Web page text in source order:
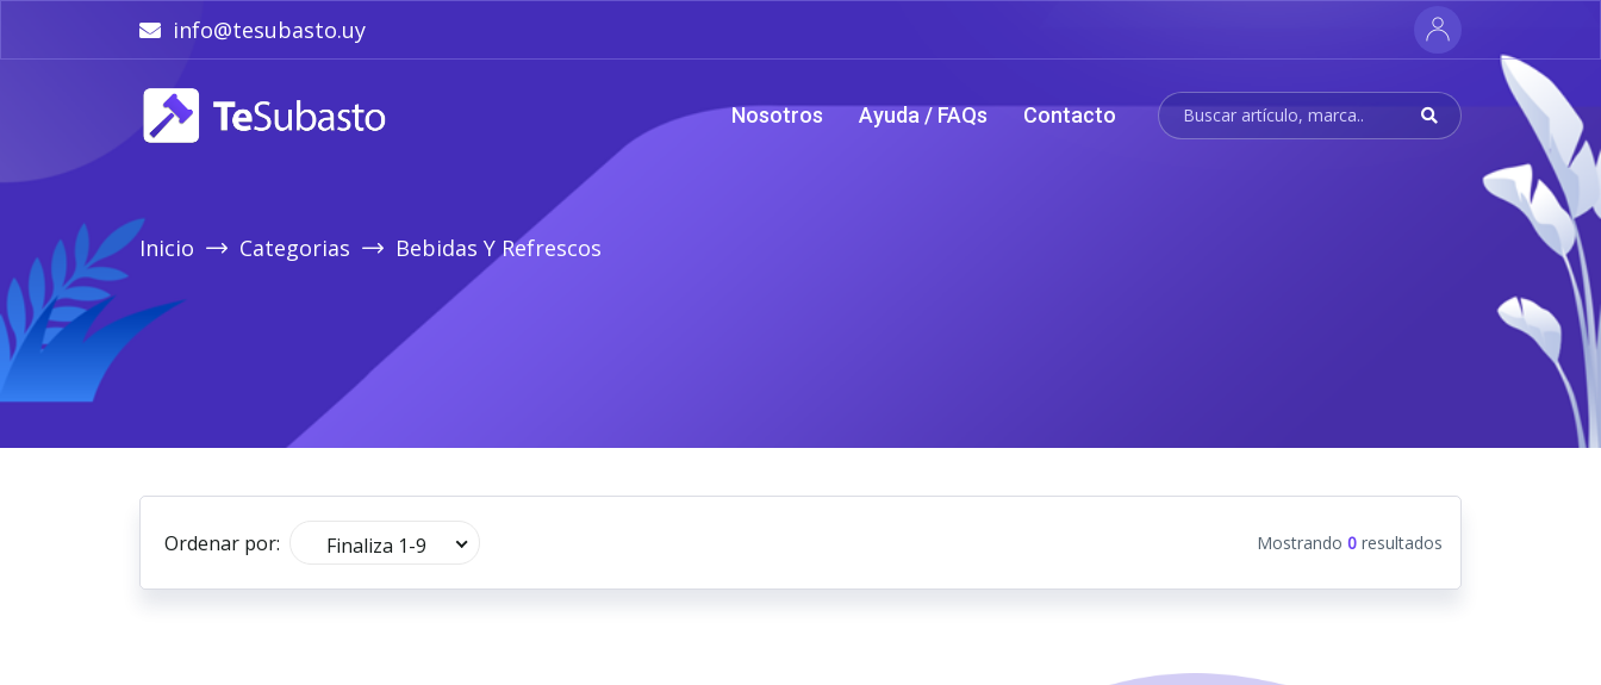
info@tesubasto.uy
Nosotros Ayuda / FAQs Contacto
Inicio Categorias Bebidas Y Refrescos
Ordenar por: Finaliza 1-9 Mostrando 0 resultados